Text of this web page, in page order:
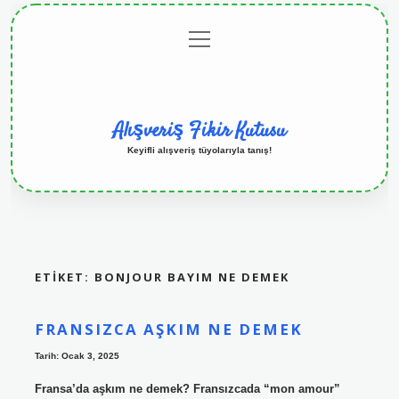
menüyü
aç
Alışveriş Fikir Kutusu
Keyifli alışveriş tüyolarıyla tanış!
ETIKET: BONJOUR BAYIM NE DEMEK
FRANSIZCA AŞKIM NE DEMEK
Tarih: Ocak 3, 2025
Fransa’da aşkım ne demek? Fransızcada “mon amour”